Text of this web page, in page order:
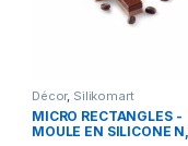
Décor, Silikomart
MICRO RECTANGLES -
MOULE EN SILICONE